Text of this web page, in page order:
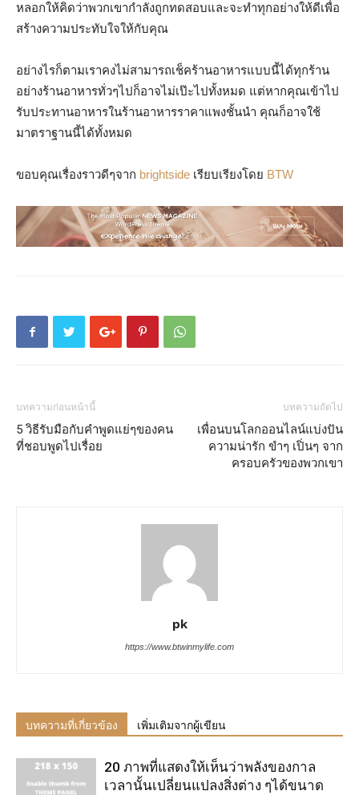
หลอกให้คิดว่าพวกเขากำลังถูกทดสอบและจะทำทุกอย่างให้ดีเพื่อ
สร้างความประทับใจให้กับคุณ
อย่างไรก็ตามเราคงไม่สามารถเช็คร้านอาหารแบบนี้ได้ทุกร้าน
อย่างร้านอาหารทั่วๆไปก็อาจไม่เป๊ะไปทั้งหมด แต่หากคุณเข้าไป
รับประทานอาหารในร้านอาหารราคาแพงชั้นนำ คุณก็อาจใช้
มาตราฐานนี้ได้ทั้งหมด
ขอบคุณเรื่องราวดีๆจาก brightside เรียบเรียงโดย BTW
บทความก่อนหน้านี้
5 วิธีรับมือกับคำพูดแย่ๆของคน
ที่ชอบพูดไปเรื่อย
บทความถัดไป
เพื่อนบนโลกออนไลน์แบ่งปัน
ความน่ารัก ขำๆ เปิ่นๆ จาก
ครอบครัวของพวกเขา
pk
https://www.btwinmylife.com
บทความที่เกี่ยวข้อง เพิ่มเติมจากผู้เขียน
20 ภาพที่แสดงให้เห็นว่าพลังของกาล
เวลานั้นเปลี่ยนแปลงสิ่งต่าง ๆได้ขนาด